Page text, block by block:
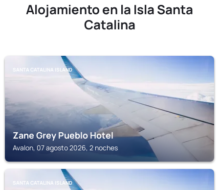
Alojamiento en la Isla Santa
Catalina
SANTA CATALINA ISLAND
Zane Grey Pueblo Hotel
Avalon, 07 agosto 2026, 2 noches
SANTA CATALINA ISLAND